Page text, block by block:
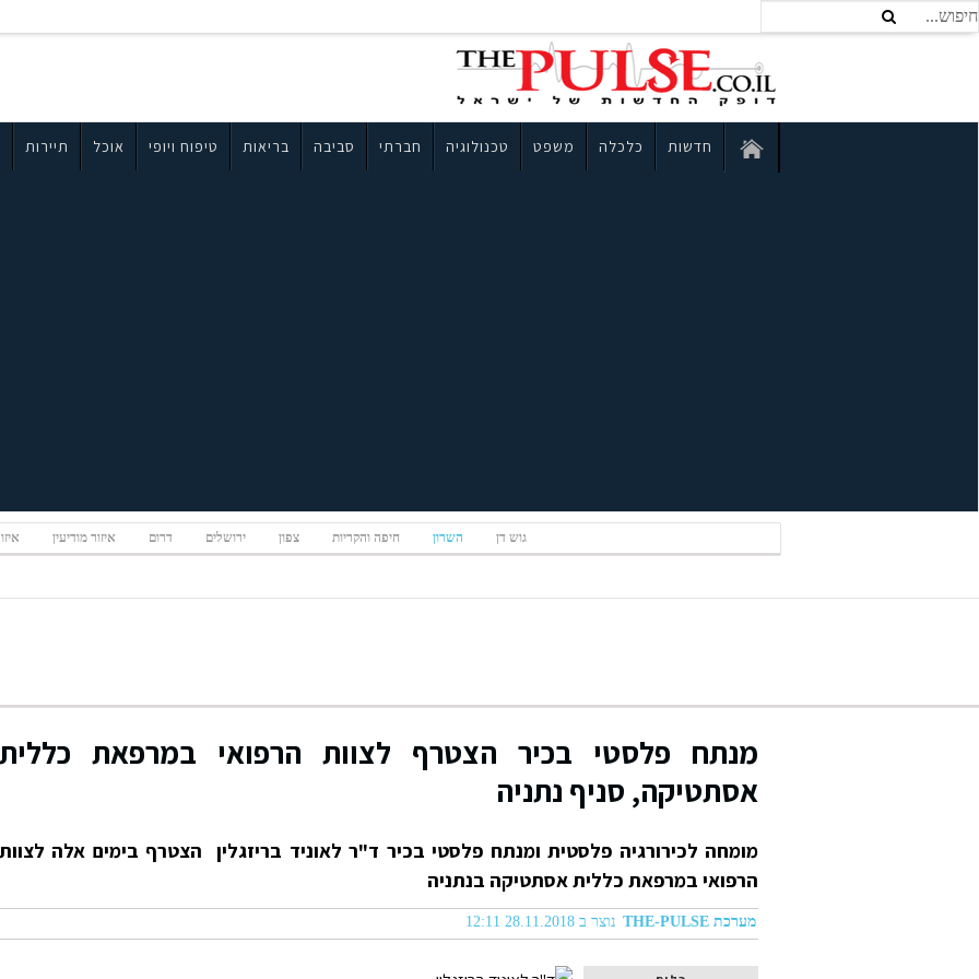
חדשות כלכלה משפט טכנולוגיה חברתי סביבה בריאות טיפוח ויופי אוכל תיירות
גוש דן השרון חיפה והקריות צפון ירושלים דרום איזור מודיעין
מנתח פלסטי בכיר הצטרף לצוות הרפואי במרפאת כללית
אסתטיקה, סניף נתניה
מומחה לכירורגיה פלסטית ומנתח פלסטי בכיר ד"ר לאוניד בריזגלין הצטרף בימים אלה לצוות
הרפואי במרפאת כללית אסתטיקה בנתניה
מערכת THE-PULSE נוצר ב 28.11.2018 12:11